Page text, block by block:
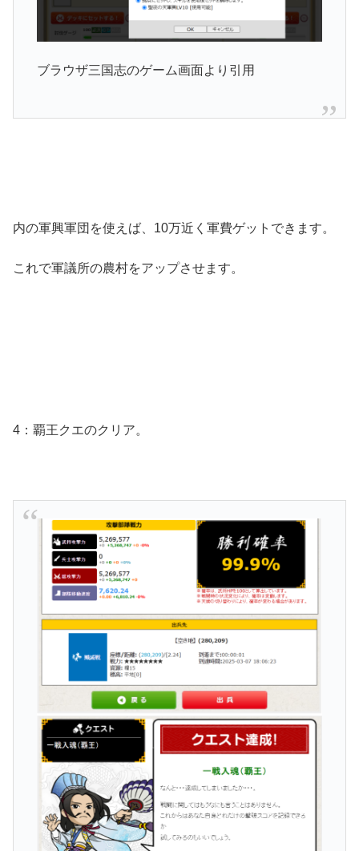
ブラウザ三国志のゲーム画面より引用
内の軍興軍団を使えば、10万近く軍費ゲットできます。
これで軍議所の農村をアップさせます。
4：覇王クエのクリア。